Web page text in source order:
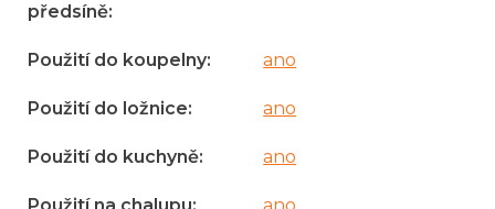
předsíně:
Použití do koupelny: ano
Použití do ložnice: ano
Použití do kuchyně: ano